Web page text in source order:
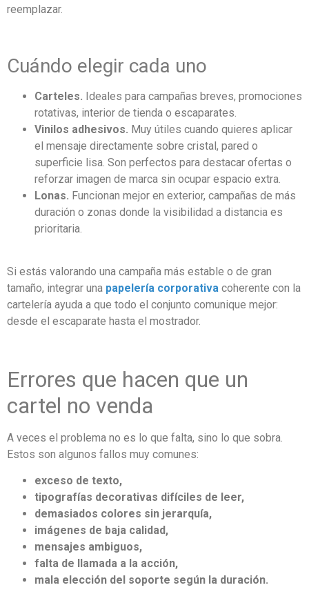
reemplazar.
Cuándo elegir cada uno
Carteles. Ideales para campañas breves, promociones
rotativas, interior de tienda o escaparates.
Vinilos adhesivos. Muy útiles cuando quieres aplicar
el mensaje directamente sobre cristal, pared o
superficie lisa. Son perfectos para destacar ofertas o
reforzar imagen de marca sin ocupar espacio extra.
Lonas. Funcionan mejor en exterior, campañas de más
duración o zonas donde la visibilidad a distancia es
prioritaria.
Si estás valorando una campaña más estable o de gran
tamaño, integrar una papelería corporativa coherente con la
cartelería ayuda a que todo el conjunto comunique mejor:
desde el escaparate hasta el mostrador.
Errores que hacen que un
cartel no venda
A veces el problema no es lo que falta, sino lo que sobra.
Estos son algunos fallos muy comunes:
exceso de texto,
tipografías decorativas difíciles de leer,
demasiados colores sin jerarquía,
imágenes de baja calidad,
mensajes ambiguos,
falta de llamada a la acción,
mala elección del soporte según la duración.